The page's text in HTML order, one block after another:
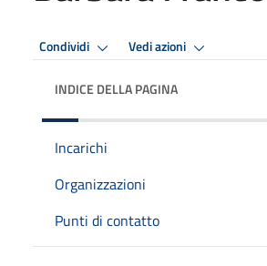
Condividi Vedi azioni
INDICE DELLA PAGINA
Incarichi
Organizzazioni
Punti di contatto